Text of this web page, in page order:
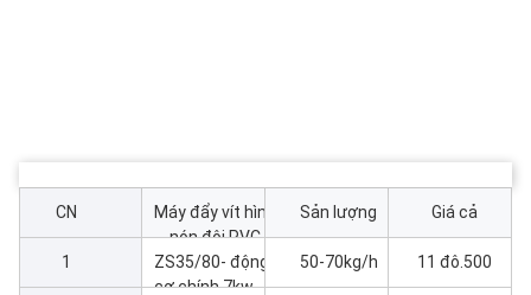
CN
Máy đẩy vít hình
nón đôi PVC
Sản lượng Giá cả
1
ZS35/80- động
cơ chính 7kw
50-70kg/h 11 đô.500